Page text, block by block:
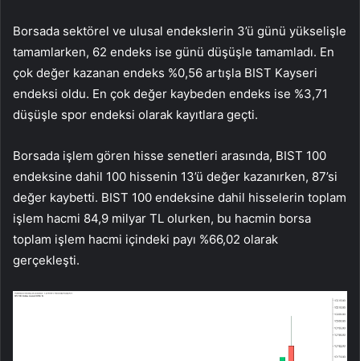
Borsada sektörel ve ulusal endekslerin 3’ü günü yükselişle
tamamlarken, 62 endeks ise günü düşüşle tamamladı. En
çok değer kazanan endeks %0,56 artışla BIST Kayseri
endeksi oldu. En çok değer kaybeden endeks ise %3,71
düşüşle spor endeksi olarak kayıtlara geçti.
Borsada işlem gören hisse senetleri arasında, BIST 100
endeksine dahil 100 hissenin 13’ü değer kazanırken, 87’si
değer kaybetti. BIST 100 endeksine dahil hisselerin toplam
işlem hacmi 84,9 milyar TL olurken, bu hacmin borsa
toplam işlem hacmi içindeki payı %66,02 olarak
gerçekleşti.